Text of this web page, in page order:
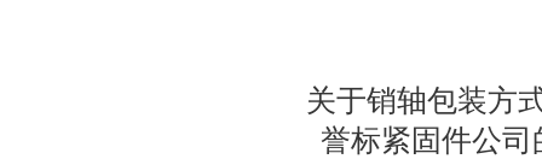
关于销轴包装方
誉标紧固件公